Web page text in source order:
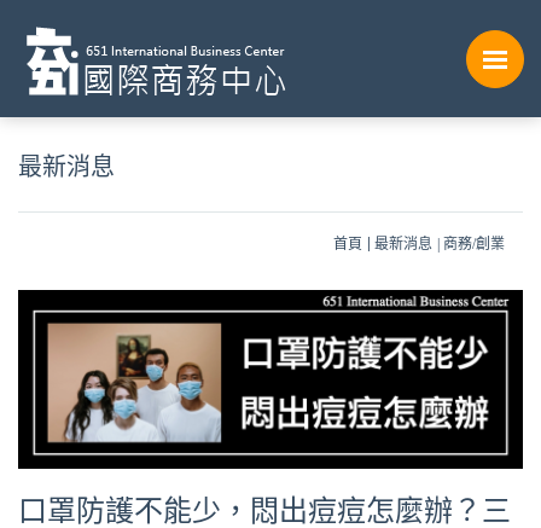
最新消息
首頁 最新消息 商務/創業
口罩防護不能少，悶出痘痘怎麼辦？三